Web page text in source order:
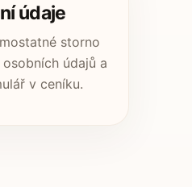
údaje
storno
údajů a
v ceníku.